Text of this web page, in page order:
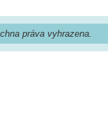
práva vyhrazena.